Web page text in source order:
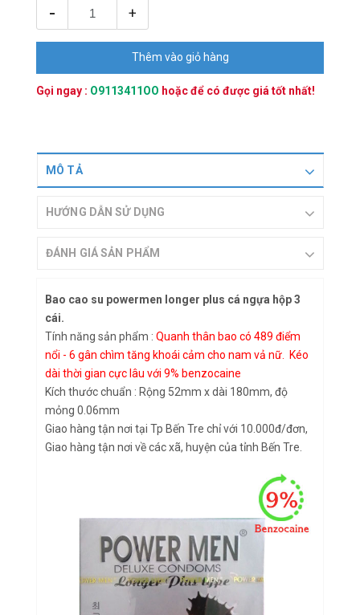
- +
Thêm vào giỏ hàng
Gọi ngay : O9113411OO hoặcđể có được giá tốt nhất!
MÔ TẢ
HƯỚNG DẪN SỬ DỤNG
ĐÁNH GIÁ SẢN PHẨM
Bao cao su powermen longer plus cá ngựa hộp 3
cái.
Tính năng sản phẩm : Quanh thân bao có 489 điểm
nổi - 6 gân chìm tăng khoái cảm cho nam vả nữ. Kéo
dài thời gian cực lâu với 9% benzocaine
Kích thước chuẩn : Rộng 52mm x dài 180mm, độ
mỏng 0.06mm
Giao hàng tận nơi tại Tp Bến Tre chỉ với 10.000đ/đơn,
Giao hàng tận nơi về các xã, huyện của tỉnh Bến Tre.